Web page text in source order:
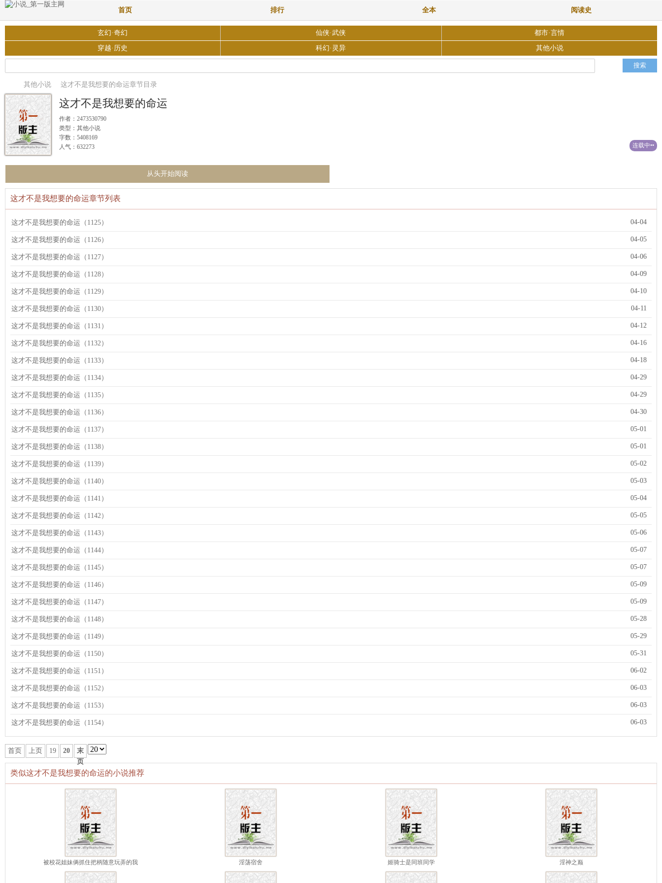
首页 排行 全本 阅读史
玄幻·奇幻 仙侠·武侠 都市·言情
穿越·历史 科幻·灵异 其他小说
其他小说 这才不是我想要的命运章节目录
这才不是我想要的命运
作者：2473530790
类型：其他小说
字数：5408169
人气：632273
连载中••
从头开始阅读
这才不是我想要的命运章节列表
这才不是我想要的命运（1125） 04-04
这才不是我想要的命运（1126） 04-05
这才不是我想要的命运（1127） 04-06
这才不是我想要的命运（1128） 04-09
这才不是我想要的命运（1129） 04-10
这才不是我想要的命运（1130） 04-11
这才不是我想要的命运（1131） 04-12
这才不是我想要的命运（1132） 04-16
这才不是我想要的命运（1133） 04-18
这才不是我想要的命运（1134） 04-29
这才不是我想要的命运（1135） 04-29
这才不是我想要的命运（1136） 04-30
这才不是我想要的命运（1137） 05-01
这才不是我想要的命运（1138） 05-01
这才不是我想要的命运（1139） 05-02
这才不是我想要的命运（1140） 05-03
这才不是我想要的命运（1141） 05-04
这才不是我想要的命运（1142） 05-05
这才不是我想要的命运（1143） 05-06
这才不是我想要的命运（1144） 05-07
这才不是我想要的命运（1145） 05-07
这才不是我想要的命运（1146） 05-09
这才不是我想要的命运（1147） 05-09
这才不是我想要的命运（1148） 05-28
这才不是我想要的命运（1149） 05-29
这才不是我想要的命运（1150） 05-31
这才不是我想要的命运（1151） 06-02
这才不是我想要的命运（1152） 06-03
这才不是我想要的命运（1153） 06-03
这才不是我想要的命运（1154） 06-03
首页 上页 19 20
末
页
类似这才不是我想要的命运的小说推荐
被校花姐妹俩抓住把柄随意玩弄的我 淫荡宿舍 姬骑士是同班同学 淫神之巅